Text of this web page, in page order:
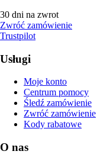
30 dni na zwrot
Zwróć zamówienie
Trustpilot
Usługi
Moje konto
Centrum pomocy
Śledź zamówienie
Zwróć zamówienie
Kody rabatowe
O nas